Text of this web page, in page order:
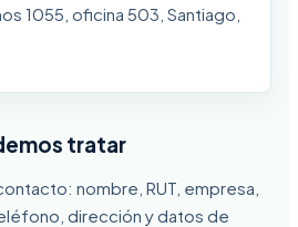
1055, oficina 503, Santiago,
tratar
nombre, RUT, empresa,
dirección y datos de